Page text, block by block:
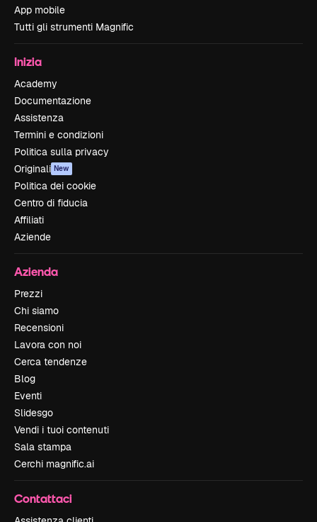
App mobile
Tutti gli strumenti Magnific
Inizia
Academy
Documentazione
Assistenza
Termini e condizioni
Politica sulla privacy
Originali New
Politica dei cookie
Centro di fiducia
Affiliati
Aziende
Azienda
Prezzi
Chi siamo
Recensioni
Lavora con noi
Cerca tendenze
Blog
Eventi
Slidesgo
Vendi i tuoi contenuti
Sala stampa
Cerchi magnific.ai
Contattaci